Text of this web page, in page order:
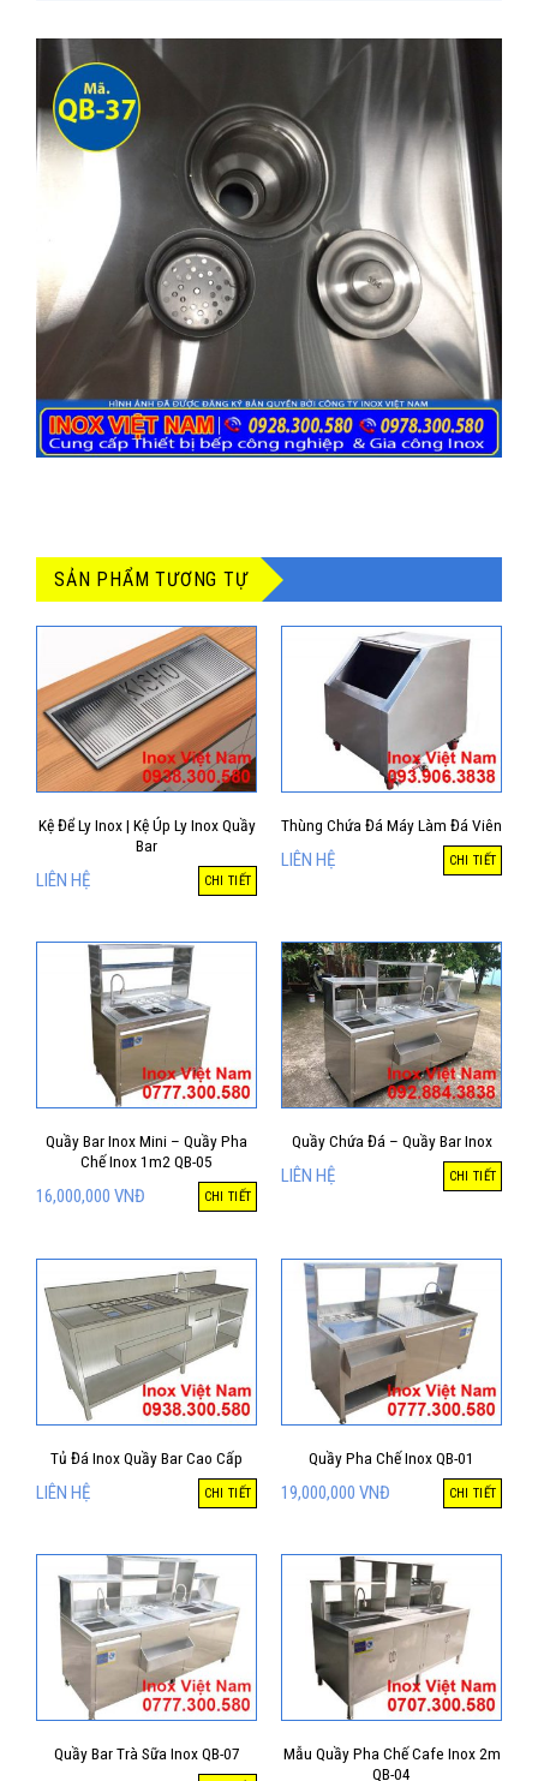
SẢN PHẨM TƯƠNG TỰ
Kệ Để Ly Inox | Kệ Úp Ly Inox Quầy
Bar
LIÊN HỆ CHI TIẾT
Thùng Chứa Đá Máy Làm Đá Viên
LIÊN HỆ CHI TIẾT
Quầy Bar Inox Mini – Quầy Pha
Chế Inox 1m2 QB-05
16,000,000 VNĐ CHI TIẾT
Quầy Chứa Đá – Quầy Bar Inox
LIÊN HỆ CHI TIẾT
Tủ Đá Inox Quầy Bar Cao Cấp
LIÊN HỆ CHI TIẾT
Quầy Pha Chế Inox QB-01
19,000,000 VNĐ CHI TIẾT
Quầy Bar Trà Sữa Inox QB-07
Mẫu Quầy Pha Chế Cafe Inox 2m
QB-04